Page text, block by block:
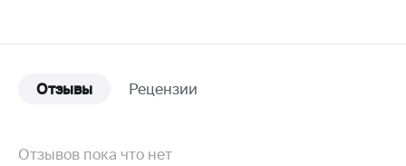
Отзывы Рецензии
Отзывов пока что нет